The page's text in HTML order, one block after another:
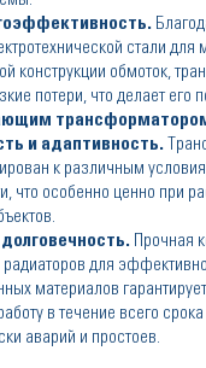
стали для
конструкции обмоток,
потери, что делает его
и адаптивность.
к различным
что особенно ценно при
Прочная
для
материалов
в течение всего
аварий и простоев.